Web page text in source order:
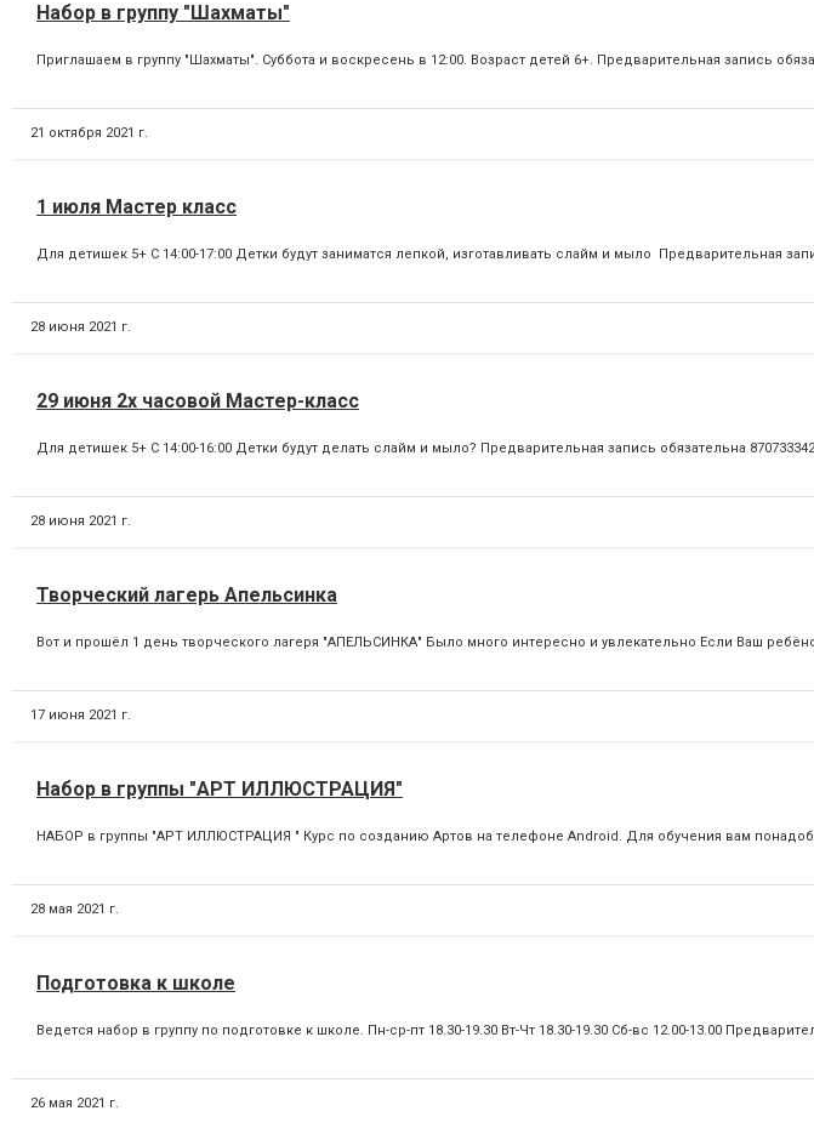
Набор в группу "Шахматы"
Приглашаем в группу "Шахматы". Суббота и воскресень в 12:00. Возраст детей 6+. Предварительная запись
21 октября 2021 г.
1 июля Мастер класс
Для детишек 5+ С 14:00-17:00 Детки будут заниматся лепкой, изготавливать слайм и мыло Предварительная
28 июня 2021 г.
29 июня 2х часовой Мастер-класс
Для детишек 5+ С 14:00-16:00 Детки будут делать слайм и мыло? Предварительная запись обязательна
28 июня 2021 г.
Творческий лагерь Апельсинка
Вот и прошёл 1 день творческого лагеря "АПЕЛЬСИНКА" Было много интересно и увлекательно Если Ваш
17 июня 2021 г.
Набор в группы "АРТ ИЛЛЮСТРАЦИЯ"
НАБОР в группы "АРТ ИЛЛЮСТРАЦИЯ " Курс по созданию Артов на телефоне Android. Для обучения вам
28 мая 2021 г.
Подготовка к школе
Ведется набор в группу по подготовке к школе. Пн-ср-пт 18.30-19.30 Вт-Чт 18.30-19.30 Сб-вс 12.00-13.00
26 мая 2021 г.